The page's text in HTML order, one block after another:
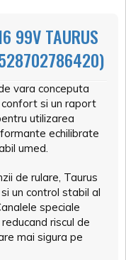
99V TAURUS
vara conceputa
si un raport
utilizarea
echilibrate
umed.
de rulare, Taurus
un control stabil al
speciale
riscul de
mai sigura pe